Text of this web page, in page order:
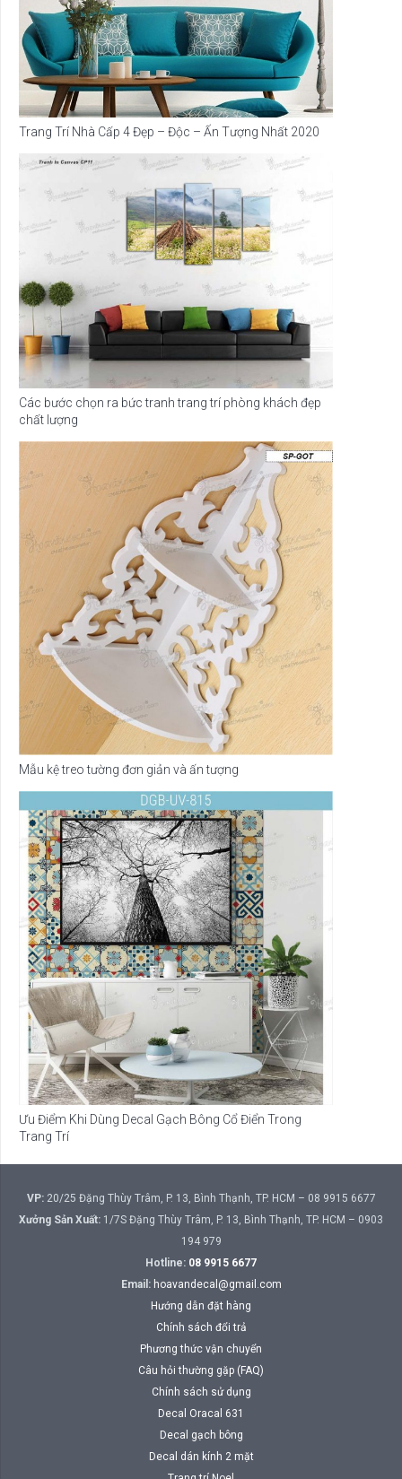
Trang Trí Nhà Cấp 4 Đẹp – Độc – Ấn Tượng Nhất 2020
Các bước chọn ra bức tranh trang trí phòng khách đẹp
chất lượng
Mẫu kệ treo tường đơn giản và ấn tượng
Ưu Điểm Khi Dùng Decal Gạch Bông Cổ Điển Trong
Trang Trí
VP:20/25 Đặng Thùy Trâm, P. 13, Bình Thạnh, TP. HCM – 08 9915 6677
Xưởng Sản Xuất: 1/7S Đặng Thùy Trâm, P. 13, Bình Thạnh, TP. HCM – 0903
194 979
Hotline: 08 9915 6677
Email: hoavandecal@gmail.com
Hướng dẫn đặt hàng
Chính sách đổi trả
Phương thức vận chuyển
Câu hỏi thường gặp (FAQ)
Chính sách sử dụng
Decal Oracal 631
Decal gạch bông
Decal dán kính 2 mặt